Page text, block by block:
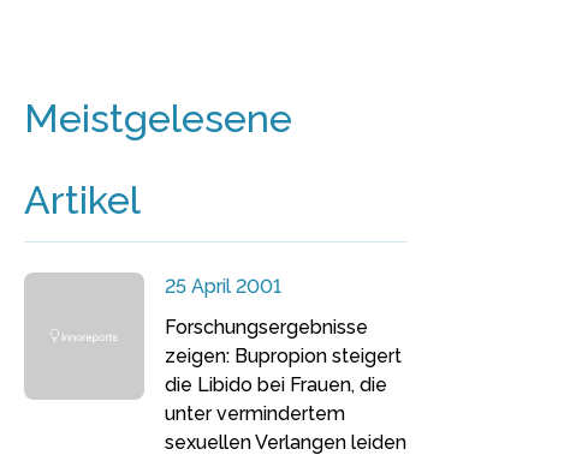
Meistgelesene
Artikel
25 April 2001
Forschungsergebnisse
zeigen: Bupropion steigert
die Libido bei Frauen, die
unter vermindertem
sexuellen Verlangen leiden